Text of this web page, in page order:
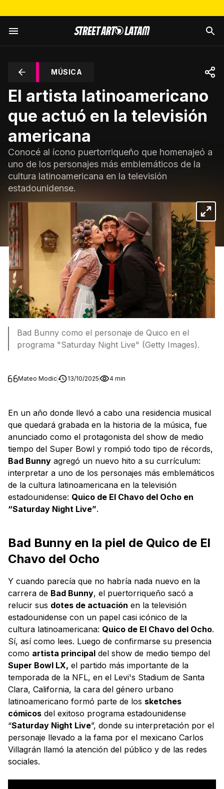
MÚSICA
El artista latinoamericano
que actuó en la televisión
americana
Conocé al ícono puertorriqueño que homenajeó a
uno de los personajes más emblemáticos de la
cultura latinoamericana en la televisión
estadounidense.
Bad Bunny como el personaje de Quico en el
programa "Saturday Night Live" (Getty Images).
Mateo Modic 13/10/2025 4 min
En un año donde llevó a cabo una residencia musical
que quedará grabada en la historia de la música, fue
anunciado como el protagonista del show de medio
tiempo del Super Bowl y rompió todo tipo de récords,
Bad Bunny agregó un nuevo hito a su currículum:
interpretar a uno de los personajes más emblemáticos
de la cultura latinoamericana en la televisión
estadounidense: Quico de El Chavo del Ocho en
“Saturday Night Live”.
Bad Bunny en la piel de Quico de El
Chavo del Ocho
Y cuando parecía que no habría nada nuevo en la
carrera de Bad Bunny, el puertorriqueño sacó a
relucir sus dotes de actuación en la televisión
estadounidense con un papel casi icónico de la
cultura latinoamericana: Quico de El Chavo del Ocho.
Sí, así como lees. Luego de confirmarse su presencia
como artista principal del show de medio tiempo del
Super Bowl LX, el partido más importante de la
temporada de la NFL, en el Levi's Stadium de Santa
Clara, California, la cara del género urbano
latinoamericano formó parte de los sketches
cómicos del exitoso programa estadounidense
“Saturday Night Live”, donde su interpretación por el
personaje llevado a la fama por el mexicano Carlos
Villagrán llamó la atención del público y de las redes
sociales.